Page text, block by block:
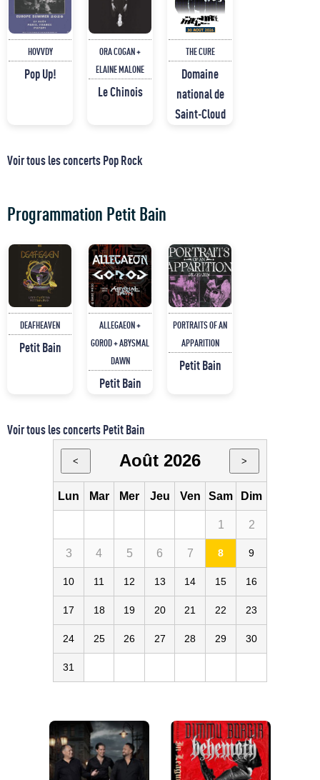
HOVVDY
Pop Up!
ORA COGAN +
ELAINE MALONE
Le Chinois
THE CURE
Domaine
national de
Saint-Cloud
Voir tous les concerts Pop Rock
Programmation Petit Bain
DEAFHEAVEN
Petit Bain
ALLEGAEON +
GOROD + ABYSMAL
DAWN
Petit Bain
PORTRAITS OF AN
APPARITION
Petit Bain
Voir tous les concerts Petit Bain
< Août 2026 >
Lun Mar Mer Jeu Ven Sam Dim
1 2
3 4 5 6 7 8 9
10 11 12 13 14 15 16
17 18 19 20 21 22 23
24 25 26 27 28 29 30
31